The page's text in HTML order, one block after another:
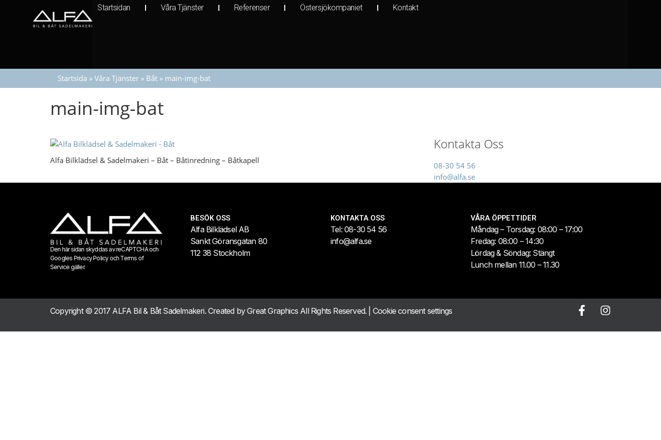
Startsidan Våra Tjänster Referenser Östersjökompaniet Kontakt
Startsida » Våra Tjänster » Båt » main-img-bat
main-img-bat
Alfa Bilklädsel & Sadelmakeri – Båt – Båtinredning – Båtkapell
Kontakta Oss
08-30 54 56
info@alfa.se
Den här sidan skyddas av reCAPTCHA och
Googles Privacy Policyoch Terms of
Service gäller.
BESÖK OSS
Alfa Bilklädsel AB
Sankt Göransgatan 80
112 38 Stockholm
KONTAKTA OSS
Tel: 08-30 54 56
info@alfa.se
VÅRA ÖPPETTIDER
Måndag – Torsdag: 08:00 – 17:00
Fredag: 08:00 – 14:30
Lördag & Söndag: Stängt
Lunch mellan 11.00 – 11.30
Copyright © 2017 ALFA Bil & Båt Sadelmakeri. Created byGreat Graphics All Rights Reserved. | Cookie consent settings